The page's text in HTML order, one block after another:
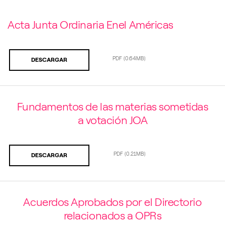
Acta Junta Ordinaria Enel Américas
PDF (0.64MB)
DESCARGAR
Fundamentos de las materias sometidas
a votación JOA
PDF (0.21MB)
DESCARGAR
Acuerdos Aprobados por el Directorio
relacionados a OPRs